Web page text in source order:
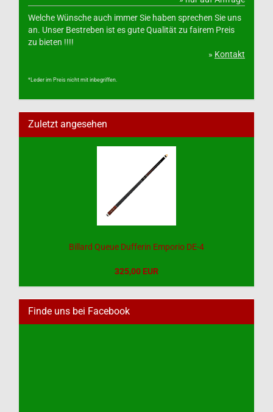
Welche Wünsche auch immer Sie haben sprechen Sie uns
an. Unser Bestreben ist es gute Qualität zu fairem Preis
zu bieten !!!!
» Kontakt
*Leder im Preis nicht mit inbegriffen.
Zuletzt angesehen
Billard Queue Dufferin Emporio DE-4
325,00 EUR
Finde uns bei Facebook